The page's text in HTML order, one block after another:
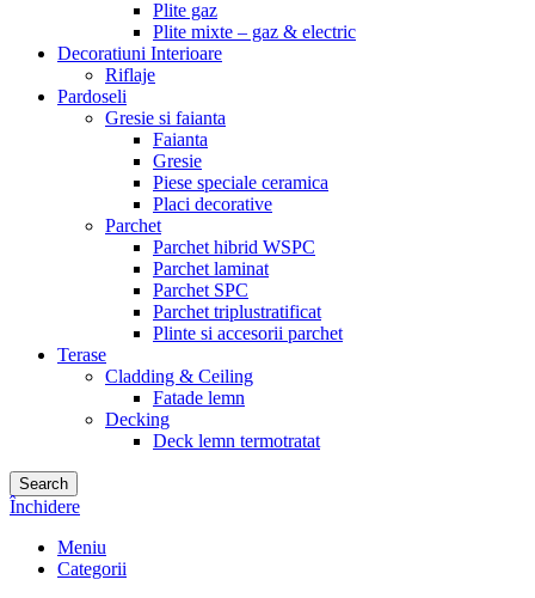
Plite gaz
Plite mixte – gaz & electric
Decoratiuni Interioare
Riflaje
Pardoseli
Gresie si faianta
Faianta
Gresie
Piese speciale ceramica
Placi decorative
Parchet
Parchet hibrid WSPC
Parchet laminat
Parchet SPC
Parchet triplustratificat
Plinte si accesorii parchet
Terase
Cladding & Ceiling
Fatade lemn
Decking
Deck lemn termotratat
Search
Închidere
Meniu
Categorii